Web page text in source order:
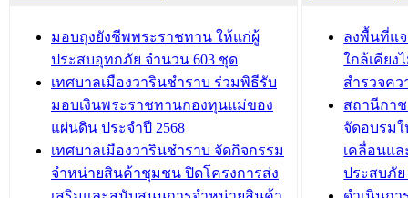
บทความ อื่นๆ ...
เทศบาลเมืองวารินชำราบ ร่วมการ
ประชุมวิชาการระดับนานาชาติและ
นิทรรศการด้านนวัตกรรมท้องถิ่น 2568
และรับรางวัลทีมนักวิจัยดีเด่นจาก
นวัตกรรมโครงการทะเบียนภาษีป้าย
ประชุมผู้เช่าอาคารพาณิชย์ บริเวณ
ถนนเกษมสุขและถนนประทุมเทพภักดี
เทศบาล
รับฟังคว
ผังเมือง
วารินชำ
เทศบาล
ซักซ้อมแ
ประโยช
มอบถุงยังชีพพระราชทาน ให้แก่ผู้
ประสบอุทกภัย จำนวน 603 ชุด
เทศบาลเมืองวารินชำราบ ร่วมพิธีรับ
มอบเงินพระราชทานกองทุนแม่ของ
แผ่นดิน ประจำปี 2568
เทศบาลเมืองวารินชำราบ จัดกิจกรรม
จำหน่ายสินค้าชุมชน ปิดโครงการส่ง
ลงพื้นที่แ
ใกล้เคียง
สำรวจค
สถานีกา
จัดอบรม
เคลื่อนแ
ประสบภั